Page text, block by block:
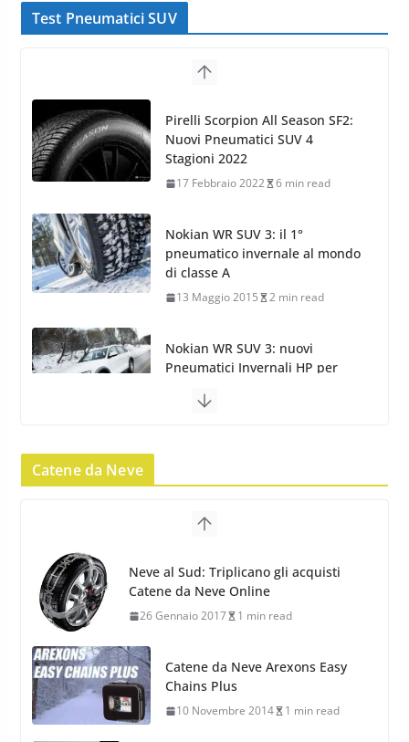
Test Pneumatici SUV
Nokian WR SUV 3: il 1°
pneumatico invernale al mondo
di classe A
13 Maggio 2015 2 min read
Nokian WR SUV 3: nuovi
Pneumatici Invernali HP per
condizioni invernali difficili
23 Aprile 2013 9 min read
Yokohama Geolandar G073: nuovi pneumatici
invernali SUV
2 min read
17 Febbraio 2022 6 min read
Stagioni 2022
17 Febbraio 2022
Catene da Neve
Catene da Neve Arexons Easy
Chains Plus
10 Novembre 2014 1 min read
Catene da Neve Thule Easy-fit CU-9:
Facili, intuitive, veloci
13 Ottobre 2014 1 min read